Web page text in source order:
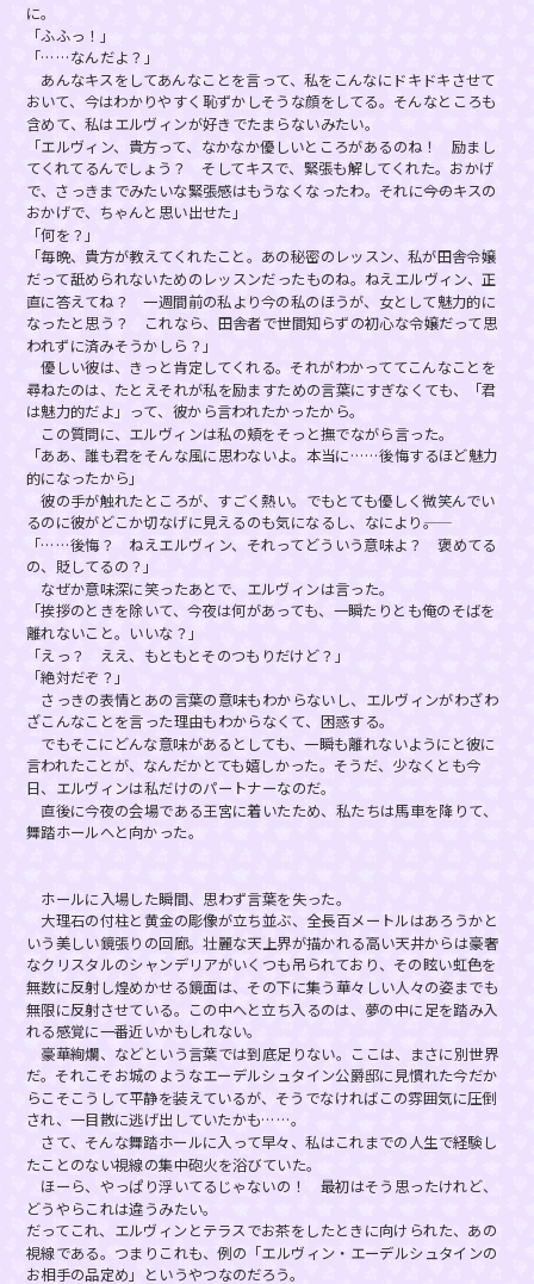
に。
「ふふっ！」
「……なんだよ？」
あんなキスをしてあんなことを言って、私をこんなにドキドキさせて
おいて、今はわかりやすく恥ずかしそうな顔をしてる。そんなところも
含めて、私はエルヴィンが好きでたまらないみたい。
「エルヴィン、貴方って、なかなか優しいところがあるのね！ 励まし
てくれてるんでしょう？ そしてキスで、緊張も解してくれた。おかげ
で、さっきまでみたいな緊張感はもうなくなったわ。それに――今のキスの
おかげで、ちゃんと思い出せた」
「何を？」
「毎晩、貴方が教えてくれたこと。あの秘密のレッスン、私が田舎令嬢
だって舐められないためのレッスンだったものね。ねえエルヴィン、正
直に答えてね？ 一週間前の私より今の私のほうが、女として魅力的に
なったと思う？ これなら、田舎者で世間知らずの初心な令嬢だって思
われずに済みそうかしら？」
優しい彼は、きっと肯定してくれる。それがわかっててこんなことを
尋ねたのは、たとえそれが私を励ますための言葉にすぎなくても、「君
は魅力的だよ」って、彼から言われたかったから。
この質問に、エルヴィンは私の頬をそっと撫でながら言った。
「ああ、誰も君をそんな風に思わないよ。本当に……後悔するほど魅力
的になったから」
彼の手が触れたところが、すごく熱い。でもとても優しく微笑んでい
るのに彼がどこか切なげに見えるのも気になるし、なにより――。
「……後悔？ ねえエルヴィン、それってどういう意味よ？ 褒めてる
の、貶してるの？」
なぜか意味深に笑ったあとで、エルヴィンは言った。
「挨拶のときを除いて、今夜は何があっても、一瞬たりとも俺のそばを
離れないこと。いいな？」
「えっ？ ええ、もともとそのつもりだけど？」
「絶対だぞ？」
さっきの表情とあの言葉の意味もわからないし、エルヴィンがわざわ
ざこんなことを言った理由もわからなくて、困惑する。
でもそこにどんな意味があるとしても、一瞬も離れないようにと彼に
言われたことが、なんだかとても嬉しかった。そうだ、少なくとも今
日、エルヴィンは私だけのパートナーなのだ。
直後に今夜の会場である王宮に着いたため、私たちは馬車を降りて、
舞踏ホールへと向かった。
ホールに入場した瞬間、思わず言葉を失った。
大理石の付柱と黄金の彫像が立ち並ぶ、全長百メートルはあろうかと
いう美しい鏡張りの回廊。壮麗な天上界が描かれる高い天井からは豪奢
なクリスタルのシャンデリアがいくつも吊られており、その眩い虹色を
無数に反射し煌めかせる鏡面は、その下に集う華々しい人々の姿までも
無限に反射させている。この中へと立ち入るのは、夢の中に足を踏み入
れる感覚に一番近いかもしれない。
豪華絢爛、などという言葉では到底足りない。ここは、まさに別世界
だ。それこそお城のようなエーデルシュタイン公爵邸に見慣れた今だか
らこそこうして平静を装えているが、そうでなければこの雰囲気に圧倒
され、一目散に逃げ出していたかも……。
さて、そんな舞踏ホールに入って早々、私はこれまでの人生で経験し
たことのない視線の集中砲火を浴びていた。
ほーら、やっぱり浮いてるじゃないの！ 最初はそう思ったけれど、
どうやらこれは違うみたい。
だってこれ、エルヴィンとテラスでお茶をしたときに向けられた、あの
視線である。つまりこれも、例の「エルヴィン・エーデルシュタインの
お相手の品定め」というやつなのだろう。